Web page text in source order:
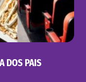
DOS PAIS